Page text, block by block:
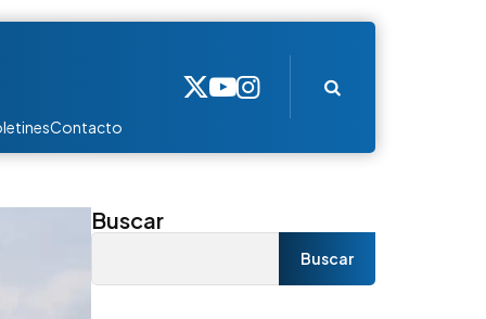
Contacto
Buscar
Buscar